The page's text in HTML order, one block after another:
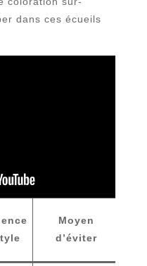
dans ces écueils
Moyen
d’éviter